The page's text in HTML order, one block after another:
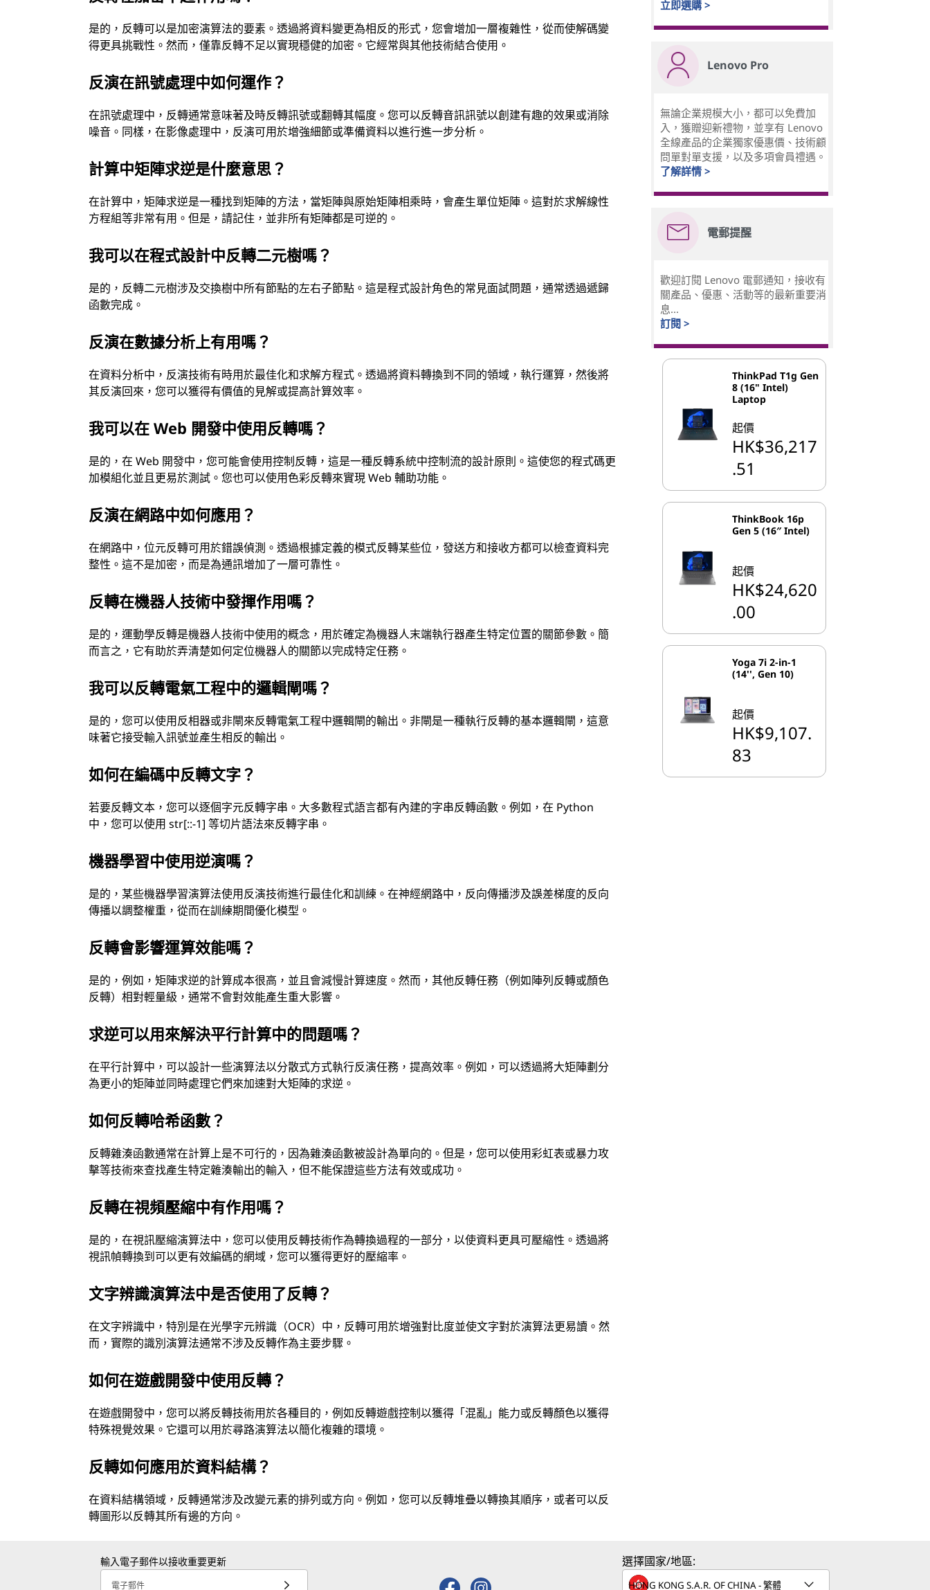
是的，反轉可以是加密演算法的要素。透過將資料變更為相反的形式，您會增加一層複雜性，從而使解碼變
得更具挑戰性。然而，僅靠反轉不足以實現穩健的加密。它經常與其他技術結合使用。
反演在訊號處理中如何運作？
在訊號處理中，反轉通常意味著及時反轉訊號或翻轉其幅度。您可以反轉音訊訊號以創建有趣的效果或消除
噪音。同樣，在影像處理中，反演可用於增強細節或準備資料以進行進一步分析。
計算中矩陣求逆是什麼意思？
在計算中，矩陣求逆是一種找到矩陣的方法，當矩陣與原始矩陣相乘時，會產生單位矩陣。這對於求解線性
方程組等非常有用。但是，請記住，並非所有矩陣都是可逆的。
我可以在程式設計中反轉二元樹嗎？
是的，反轉二元樹涉及交換樹中所有節點的左右子節點。這是程式設計角色的常見面試問題，通常透過遞歸
函數完成。
反演在數據分析上有用嗎？
在資料分析中，反演技術有時用於最佳化和求解方程式。透過將資料轉換到不同的領域，執行運算，然後將
其反演回來，您可以獲得有價值的見解或提高計算效率。
我可以在 Web 開發中使用反轉嗎？
是的，在 Web 開發中，您可能會使用控制反轉，這是一種反轉系統中控制流的設計原則。這使您的程式碼更
加模組化並且更易於測試。您也可以使用色彩反轉來實現 Web 輔助功能。
反演在網路中如何應用？
在網路中，位元反轉可用於錯誤偵測。透過根據定義的模式反轉某些位，發送方和接收方都可以檢查資料完
整性。這不是加密，而是為通訊增加了一層可靠性。
反轉在機器人技術中發揮作用嗎？
是的，運動學反轉是機器人技術中使用的概念，用於確定為機器人末端執行器產生特定位置的關節參數。簡
而言之，它有助於弄清楚如何定位機器人的關節以完成特定任務。
我可以反轉電氣工程中的邏輯閘嗎？
是的，您可以使用反相器或非閘來反轉電氣工程中邏輯閘的輸出。非閘是一種執行反轉的基本邏輯閘，這意
味著它接受輸入訊號並產生相反的輸出。
如何在編碼中反轉文字？
若要反轉文本，您可以逐個字元反轉字串。大多數程式語言都有內建的字串反轉函數。例如，在 Python
中，您可以使用 str[::-1] 等切片語法來反轉字串。
機器學習中使用逆演嗎？
是的，某些機器學習演算法使用反演技術進行最佳化和訓練。在神經網路中，反向傳播涉及誤差梯度的反向
傳播以調整權重，從而在訓練期間優化模型。
反轉會影響運算效能嗎？
是的，例如，矩陣求逆的計算成本很高，並且會減慢計算速度。然而，其他反轉任務（例如陣列反轉或顏色
反轉）相對輕量級，通常不會對效能產生重大影響。
求逆可以用來解決平行計算中的問題嗎？
在平行計算中，可以設計一些演算法以分散式方式執行反演任務，提高效率。例如，可以透過將大矩陣劃分
為更小的矩陣並同時處理它們來加速對大矩陣的求逆。
如何反轉哈希函數？
反轉雜湊函數通常在計算上是不可行的，因為雜湊函數被設計為單向的。但是，您可以使用彩虹表或暴力攻
擊等技術來查找產生特定雜湊輸出的輸入，但不能保證這些方法有效或成功。
反轉在視頻壓縮中有作用嗎？
是的，在視訊壓縮演算法中，您可以使用反轉技術作為轉換過程的一部分，以使資料更具可壓縮性。透過將
視訊幀轉換到可以更有效編碼的網域，您可以獲得更好的壓縮率。
文字辨識演算法中是否使用了反轉？
在文字辨識中，特別是在光學字元辨識（OCR）中，反轉可用於增強對比度並使文字對於演算法更易讀。然
而，實際的識別演算法通常不涉及反轉作為主要步驟。
如何在遊戲開發中使用反轉？
在遊戲開發中，您可以將反轉技術用於各種目的，例如反轉遊戲控制以獲得「混亂」能力或反轉顏色以獲得
特殊視覺效果。它還可以用於尋路演算法以簡化複雜的環境。
反轉如何應用於資料結構？
在資料結構領域，反轉通常涉及改變元素的排列或方向。例如，您可以反轉堆疊以轉換其順序，或者可以反
轉圖形以反轉其所有邊的方向。
立即選購 >
Lenovo Pro
無論企業規模大小，都可以免費加
入，獲贈迎新禮物，並享有 Lenovo
全線產品的企業獨家優惠價、技術顧
問單對單支援，以及多項會員禮遇。
了解詳情 >
電郵提醒
歡迎訂閱 Lenovo 電郵通知，接收有
關產品、優惠、活動等的最新重要消
息...
訂閱 >
ThinkPad T1g Gen
8 (16" Intel)
Laptop
起價
HK$36,217
.51
ThinkBook 16p
Gen 5 (16″ Intel)
起價
HK$24,620
.00
Yoga 7i 2-in-1
(14'', Gen 10)
起價
HK$9,107.
83
輸入電子郵件以接收重要更新
電子郵件
選擇國家/地區: